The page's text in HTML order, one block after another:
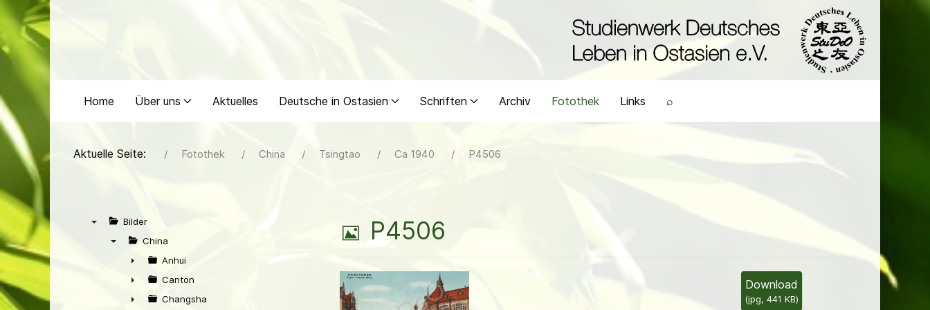
Home Über uns Aktuelles Deutsche in Ostasien Schriften Archiv Fotothek Links ⌕
Aktuelle Seite: Fotothek China Tsingtao Ca 1940 P4506
Bilder
China
►
Anhui
►
Canton
Changsha
B
i
l
P4506
Download
(jpg, 441 KB)